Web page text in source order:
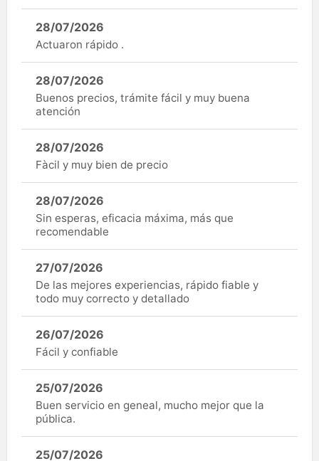
28/07/2026
Actuaron rápido .
28/07/2026
Buenos precios, trámite fácil y muy buena
atención
28/07/2026
Fàcil y muy bien de precio
28/07/2026
Sin esperas, eficacia máxima, más que
recomendable
27/07/2026
De las mejores experiencias, rápido fiable y
todo muy correcto y detallado
26/07/2026
Fácil y confiable
25/07/2026
Buen servicio en geneal, mucho mejor que la
pública.
25/07/2026